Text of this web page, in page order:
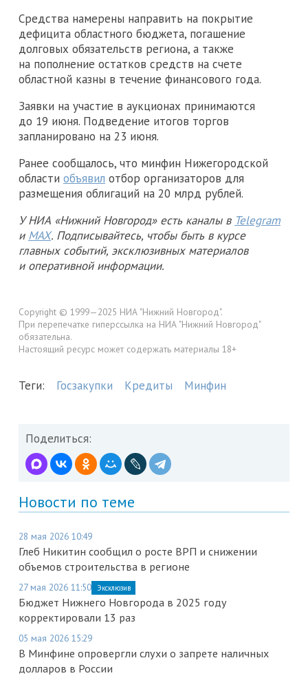
Средства намерены направить на покрытие
дефицита областного бюджета, погашение
долговых обязательств региона, а также
на пополнение остатков средств на счете
областной казны в течение финансового года.
Заявки на участие в аукционах принимаются
до 19 июня. Подведение итогов торгов
запланировано на 23 июня.
Ранее сообщалось, что минфин Нижегородской
области объявил отбор организаторов для
размещения облигаций на 20 млрд рублей.
У НИА «Нижний Новгород» есть каналы в Telegram
и MAX. Подписывайтесь, чтобы быть в курсе
главных событий, эксклюзивных материалов
и оперативной информации.
Copyright © 1999—2025 НИА "Нижний Новгород".
При перепечатке гиперссылка на НИА "Нижний Новгород"
обязательна.
Настоящий ресурс может содержать материалы 18+
Теги: Госзакупки Кредиты Минфин
Поделиться:
Новости по теме
28 мая 2026 10:49
Глеб Никитин сообщил о росте ВРП и снижении
объемов строительства в регионе
27 мая 2026 11:50 Эксклюзив
Бюджет Нижнего Новгорода в 2025 году
корректировали 13 раз
05 мая 2026 15:29
В Минфине опровергли слухи о запрете наличных
долларов в России